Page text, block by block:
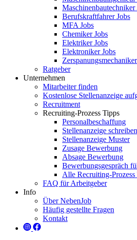
Maschinenbautechniker
Berufskraftfahrer Jobs
MFA Jobs
Chemiker Jobs
Elektriker Jobs
Elektroniker Jobs
Ratgeber
Unternehmen
Mitarbeiter finden
Kostenlose Stellenanzeige
Recruitment
Recruiting-Prozess Tipps
Personalbeschaffung
Stellenanzeige schreiben
Stellenanzeige Muster
Zusage Bewerbung
Absage Bewerbung
Bewerbungsgespräch
Alle Recruiting-Prozess
FAQ für Arbeitgeber
Info
Über NebenJob
Häufig gestellte Fragen
Kontakt